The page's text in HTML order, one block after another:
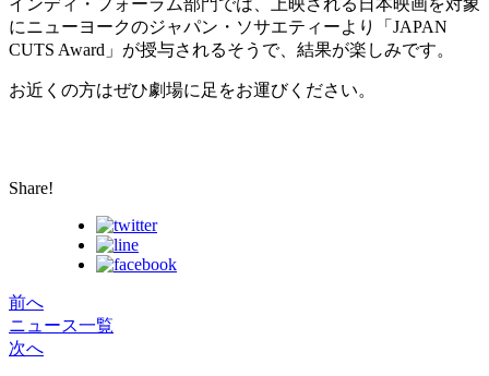
にニューヨークのジャパン・ソサエティーより「JAPAN
CUTS Award」が授与されるそうで、結果が楽しみです。
お近くの方はぜひ劇場に足をお運びください。
Share!
前へ
ニュース一覧
次へ